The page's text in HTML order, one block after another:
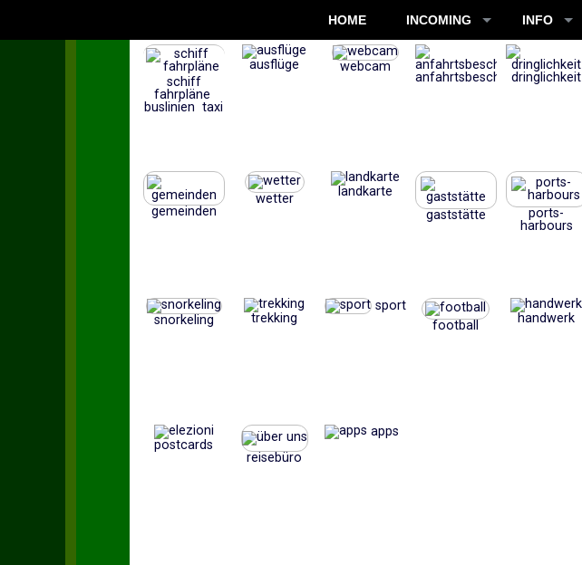
HOME INCOMING INFO
schiff
fahrpläne
buslinien taxi
ausflüge webcam
anfahrtsbeschreibungdringlichkeit
gemeinden
wetter
landkarte
gaststätte
ports-
harbours
snorkeling trekking
sport
football
handwerk
postcards
reisebüro
apps